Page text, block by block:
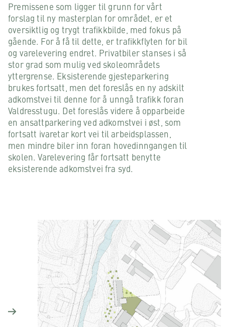
Premissene som ligger til grunn for vårt
forslag til ny masterplan for området, er et
oversiktlig og trygt trafikkbilde, med fokus på
gående. For å få til dette, er trafikkflyten for bil
og varelevering endret. Privatbiler stanses i så
stor grad som mulig ved skoleområdets
yttergrense. Eksisterende gjesteparkering
brukes fortsatt, men det foreslås en ny adskilt
adkomstvei til denne for å unngå trafikk foran
Valdresstugu. Det foreslås videre å opparbeide
en ansattparkering ved adkomstvei i øst, som
fortsatt ivaretar kort vei til arbeidsplassen,
men mindre biler inn foran hovedinngangen til
skolen. Varelevering får fortsatt benytte
eksisterende adkomstvei fra syd.